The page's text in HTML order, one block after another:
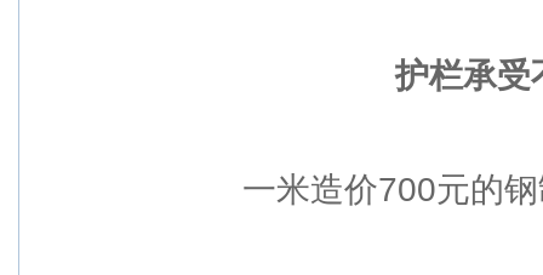
护栏承受
一米造价700元的钢